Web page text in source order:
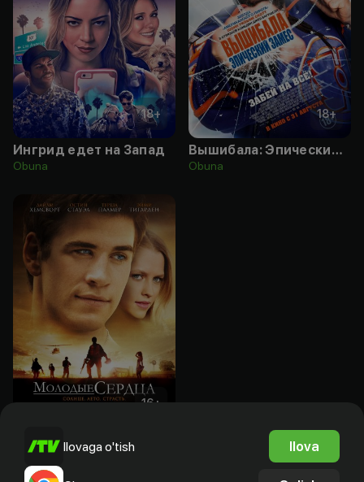
18+
Ингрид едет на Запад
Obuna
18+
Вышибала: Эпический замес
Obuna
16+
Молодые сердца
Bepul
Ilovaga o'tish Ilova